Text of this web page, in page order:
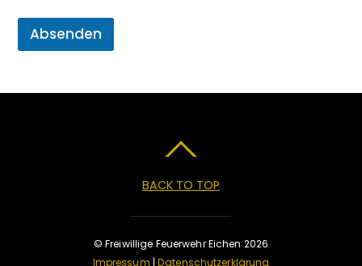
Absenden
BACK TO TOP
© Freiwillige Feuerwehr Eichen 2026
Impressum |Datenschutzerklärung